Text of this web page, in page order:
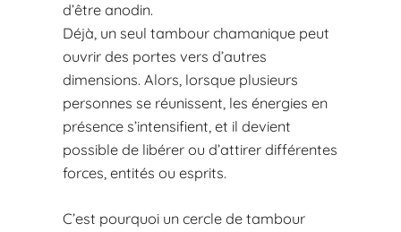
d’être anodin.
Déjà, un seul tambour chamanique peut
ouvrir des portes vers d’autres
dimensions. Alors, lorsque plusieurs
personnes se réunissent, les énergies en
présence s’intensifient, et il devient
possible de libérer ou d’attirer différentes
forces, entités ou esprits.
C’est pourquoi un cercle de tambour